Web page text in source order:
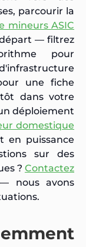
parcourir la
mineurs ASIC
— filtrez
pour
une fiche
dans votre
déploiement
domestique
en puissance
sur des
? Contactez
nous avons